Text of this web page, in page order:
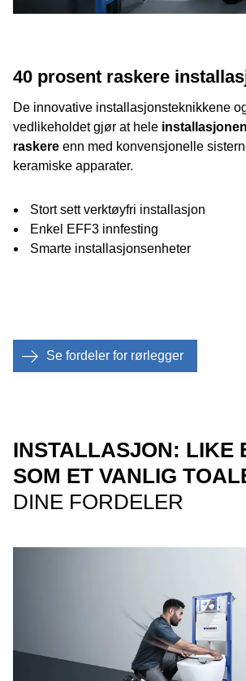
40 prosent raskere
De innovative installasjonsteknikkene
vedlikeholdet gjør at hele
raskere enn med konvensjonelle
keramiske apparater.
Stort sett verktøyfri installasjon
Enkel EFF3 innfesting
Smarte installasjonsenheter
Se fordeler for rørlegger
INSTALLASJON: LIKE
SOM ET VANLIG
DINE FORDELER